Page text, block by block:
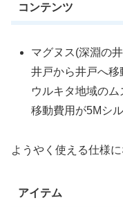
コンテンツ
マグヌス(深淵の
井戸から井戸へ移
ウルキタ地域の
移動費用が5Mシ
ようやく使える仕様
アイテム